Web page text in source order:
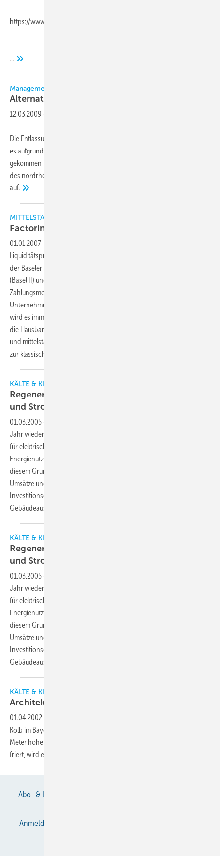
https://www.diekaelte.de/
...
Management & Wirtschaft
Alternativen zu
12.03.2009 -
Die Entlassung gehört sicher zu den schmerzhaftesten Mitteln, wenn
es aufgrund der Auftragsentwicklung zu Personalüberschüssen
gekommen ist. Eine Broschüre der Landes-Gewerbeförderungsstelle
des nordrhein-westfälischen Handwerks zeigt Alternativen
auf.
MITTELSTAND & WIRTSCHAFT
Factoring als
01.01.2007 -
Liquiditätsprobleme. Ein Grund hierfür ist zum einen die Umsetzung
der Baseler Beschlüsse zur Eigenkapitalunterlegung von Krediten
(Basel II) und zum anderen die immer schlechter werdende
Zahlungsmoral der Kunden. Die Liquiditätsdecke der
Unternehmungen wird gefährlich dünn und aufgrund von Basel II
wird es immer schwerer werden, die erforderliche Finanzierung über
die Hausbank zu bekommen. Eines ist auf jeden Fall ganz klar, für klein-
und mittelständische Firmen werden alternative Finanzierungsformen
zur klassischen Bankfinanzierung immer
KÄLTE & KLIMATECHNIK
Regenerative Energien als Alternative zum Öl-
und Strompreisdiktat
01.03.2005 -
Jahr wieder erheblich steigen. Hand in Hand damit steigen die Kosten
für elektrische Energie. Als Kostenfaktor gewinnt somit die
Energienutzung für Unternehmen zunehmend an Bedeutung. Aus
diesem Grund sollten Unternehmen in einer Zeit stagnierender
Umsätze und steigender Rohstoffpreise die Wirtschaftlichkeit einer
Investitionsentscheidung wie die der technischen
Gebäudeausrüstung nicht außer Acht
KÄLTE & KLIMATECHNIK
Regenerative Energien als Alternative zum Öl-
und Strompreisdiktat
01.03.2005 -
Jahr wieder erheblich steigen. Hand in Hand damit steigen die Kosten
für elektrische Energie. Als Kostenfaktor gewinnt somit die
Energienutzung für Unternehmen zunehmend an Bedeutung. Aus
diesem Grund sollten Unternehmen in einer Zeit stagnierender
Umsätze und steigender Rohstoffpreise die Wirtschaftlichkeit einer
Investitionsentscheidung wie die der technischen
Gebäudeausrüstung nicht außer Acht
KÄLTE & KLIMATECHNIK
Architekt setzte auf die
01.04.2002
Kolb im Bayerischen Wald das gesamte Firmengebäude: Die sieben
Meter hohe Werkhalle und die Büros. Auch wenn es wochenlang
friert, wird es angenehm
Abo- & Leserservice
Anmelden